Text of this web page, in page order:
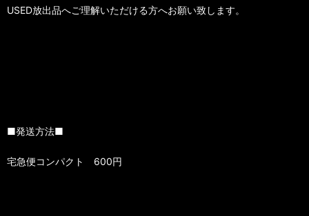
USED放出品へご理解いただける方へお願い致します。
■発送方法■
宅急便コンパクト 600円